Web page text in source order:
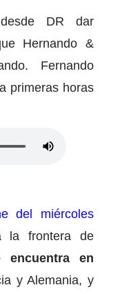
DR dar
Hernando &
Fernando
primeras horas
del miércoles
la frontera de
encuentra en
y Alemania, y